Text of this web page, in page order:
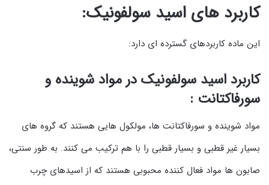
کاربرد های اسید سولفونیک:
این ماده کاربردهای گسترده ای دارد:
کاربرد اسید سولفونیک در مواد شوینده و
سورفاکتانت :
مواد شوینده و سورفاکتانت ها، مولکول هایی هستند که گروه های
بسیار غیر قطبی و بسیار قطبی را با هم ترکیب می کنند. به طور سنتی،
صابون ها مواد فعال کننده محبوبی هستند که از اسیدهای چرب